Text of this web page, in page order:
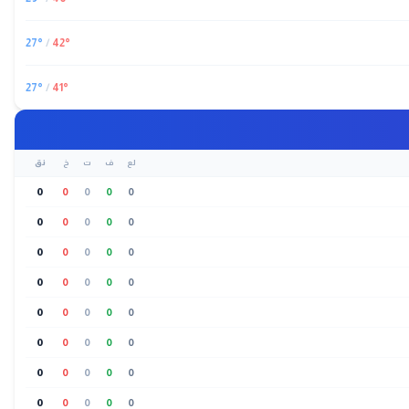
42°
/
27°
41°
/
27°
لع ف ت خ نق
0
0
0
0
0
0
0
0
0
0
0
0
0
0
0
0
0
0
0
0
0
0
0
0
0
0
0
0
0
0
0
0
0
0
0
0
0
0
0
0